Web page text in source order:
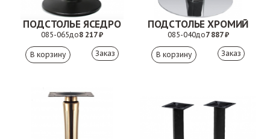
ПОДСТОЛЬЕ ЯСЕДРО
085-065до8 217 ₽
Заказ
ПОДСТОЛЬЕ ХРОМИЙ
085-040до7 887 ₽
Заказ